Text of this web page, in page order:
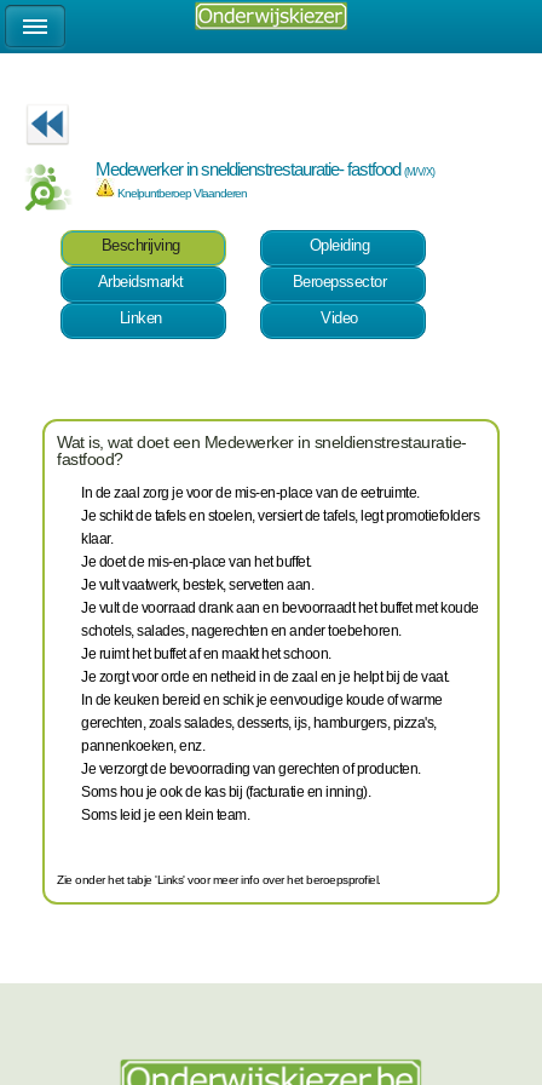
Medewerker in sneldienstrestauratie- fastfood(M/V/X)
Knelpuntberoep Vlaanderen
Beschrijving
Opleiding
Arbeidsmarkt
Beroepssector
Linken
Video
Wat is, wat doet een Medewerker in sneldienstrestauratie-
fastfood?
In de zaal zorg je voor de mis-en-place van de eetruimte.
Je schikt de tafels en stoelen, versiert de tafels, legt promotiefolders
klaar.
Je doet de mis-en-place van het buffet.
Je vult vaatwerk, bestek, servetten aan.
Je vult de voorraad drank aan en bevoorraadt het buffet met koude
schotels, salades, nagerechten en ander toebehoren.
Je ruimt het buffet af en maakt het schoon.
Je zorgt voor orde en netheid in de zaal en je helpt bij de vaat.
In de keuken bereid en schik je eenvoudige koude of warme
gerechten, zoals salades, desserts, ijs, hamburgers, pizza's,
pannenkoeken, enz.
Je verzorgt de bevoorrading van gerechten of producten.
Soms hou je ook de kas bij (facturatie en inning).
Soms leid je een klein team.
Zie onder het tabje 'Links' voor meer info over het beroepsprofiel.